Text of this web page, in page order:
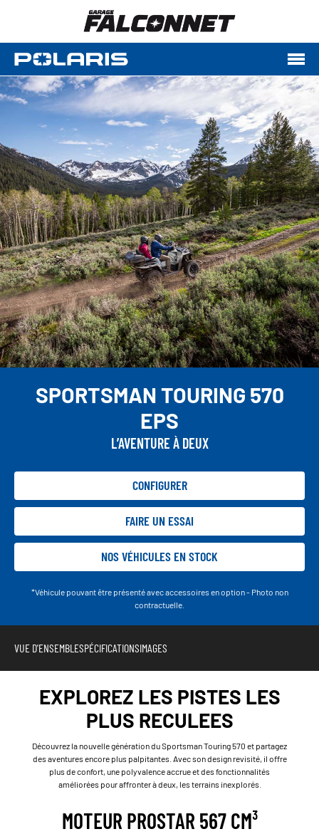
SPORTSMAN TOURING 570
EPS
L’AVENTURE À DEUX
CONFIGURER
FAIRE UN ESSAI
NOS VÉHICULES EN STOCK
*Véhicule pouvant être présenté avec accessoires en option - Photo non
contractuelle.
VUE D'ENSEMBLESPÉCIFICATIONSIMAGES
EXPLOREZ LES PISTES LES
PLUS RECULEES
Découvrez la nouvelle génération du Sportsman Touring 570 et partagez
des aventures encore plus palpitantes. Avec son design revisité, il offre
plus de confort, une polyvalence accrue et des fonctionnalités
améliorées pour affronter à deux, les terrains inexplorés.
MOTEUR PROSTAR 567 CM³